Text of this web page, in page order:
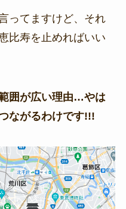
ってますけど、それ
比寿を止めればいい
囲が広い理由…やは
ながるわけです!!!